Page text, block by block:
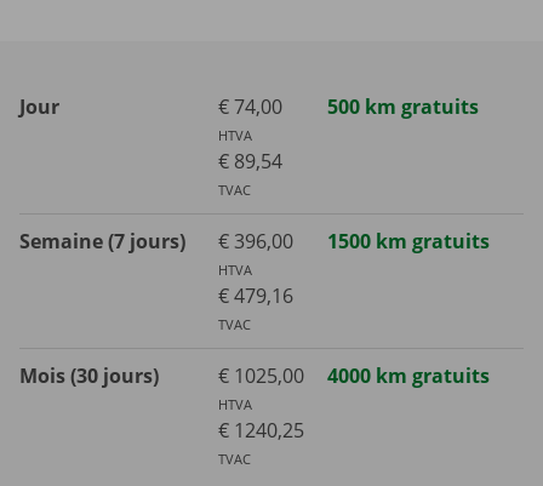
Jour € 74,00
HTVA
€ 89,54
TVAC
500 km gratuits
Semaine (7 jours) € 396,00
HTVA
€ 479,16
TVAC
1500 km gratuits
Mois (30 jours) € 1025,00
HTVA
€ 1240,25
TVAC
4000 km gratuits